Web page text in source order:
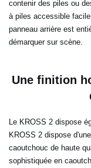
contenir des piles ou
à piles accessible
panneau arrière est
démarquer sur scène.
Une finition
Le KROSS 2 dispose
KROSS 2 dispose
caoutchouc de haute
sophistiquée en